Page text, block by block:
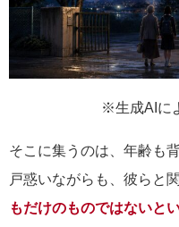
※生成AIに
そこに集うのは、年齢も
戸惑いながらも、彼らと
もだけのものではないと